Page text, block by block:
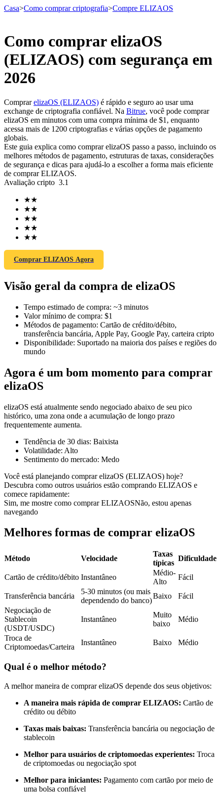
Futuros
Futuros de USDT
Futuros usando USDT como garantia
Futuros de criptomoeda
TradFi
Derivativos de ações, câmbio, metais preciosos e commodities
Futuros de USDC
Futuros usando USDC como garantia
Copiar Trading
Torne-se um Trader de Cópias
Desfrute da partilha de lucros e comissões de copy trading
Informação
Casa>Como comprar criptografia>Compre ELIZAOS
Como comprar elizaOS
(ELIZAOS) com segurança em
2026
ComprarelizaOS (ELIZAOS) é rápido e seguro ao usar uma
exchange de criptografia confiável. Na Bitrue, você pode comprar
elizaOS em minutos com uma compra mínima de $1, enquanto
acessa mais de 1200 criptografias e várias opções de pagamento
globais.
Este guia explica como comprar elizaOS passo a passo, incluindo os
melhores métodos de pagamento, estruturas de taxas, considerações
de segurança e dicas para ajudá-lo a escolher a forma mais eficiente
de comprar ELIZAOS.
Avaliação cripto 3.1
★★
★★
★★
★★
★★
Comprar ELIZAOS Agora
Visão geral da compra de elizaOS
Tempo estimado de compra: ~3 minutos
Valor mínimo de compra: $1
Métodos de pagamento: Cartão de crédito/débito,
transferência bancária, Apple Pay, Google Pay, carteira cripto
Disponibilidade: Suportado na maioria dos países e regiões do
mundo
Agora é um bom momento para comprar
elizaOS
elizaOS está atualmente sendo negociado abaixo de seu pico
histórico, uma zona onde a acumulação de longo prazo
frequentemente aumenta.
Tendência de 30 dias: Baixista
Volatilidade: Alto
Sentimento do mercado: Medo
Você está planejando comprar elizaOS (ELIZAOS) hoje?
Descubra como outros usuários estão comprando ELIZAOS e
comece rapidamente:
Sim, me mostre como comprar ELIZAOSNão, estou apenas
navegando
Melhores formas de comprar elizaOS
Método Velocidade
Taxas
típicas
Dificuldade
Cartão de crédito/débito Instantâneo
Médio-
Alto
Fácil
Transferência bancária
5-30 minutos (ou mais
dependendo do banco)
Baixo
Fácil
Negociação de
Stablecoin
(USDT/USDC)
Instantâneo
Muito
baixo
Médio
Troca de
Criptomoedas/Carteira
Instantâneo Baixo Médio
Qual é o melhor método?
A melhor maneira de comprar elizaOS depende dos seus objetivos:
A maneira mais rápida de comprar ELIZAOS: Cartão de
crédito ou débito
Taxas mais baixas: Transferência bancária ou negociação de
stablecoin
Melhor para usuários de criptomoedas experientes: Troca
de criptomoedas ou negociação spot
Melhor para iniciantes: Pagamento com cartão por meio de
uma bolsa confiável